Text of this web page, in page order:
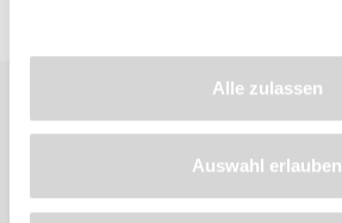
Alle zulassen
Auswahl erlauben